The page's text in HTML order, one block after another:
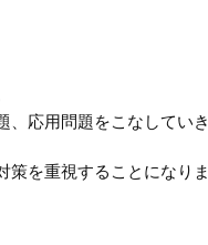
応用問題をこなしていき
を重視することになり